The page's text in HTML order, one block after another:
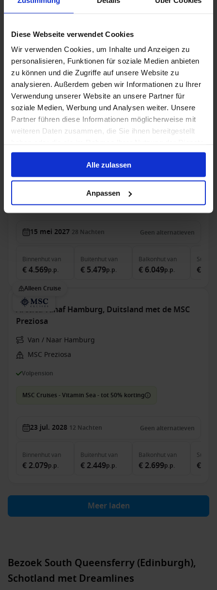
Diese Webseite verwendet Cookies
Wir verwenden Cookies, um Inhalte und Anzeigen zu
personalisieren, Funktionen für soziale Medien anbieten
zu können und die Zugriffe auf unsere Website zu
analysieren. Außerdem geben wir Informationen zu Ihrer
Verwendung unserer Website an unsere Partner für
soziale Medien, Werbung und Analysen weiter. Unsere
Partner führen diese Informationen möglicherweise mit
weiteren Daten zusammen, die Sie ihnen bereitgestellt
gesammelt haben.
Alle zulassen
Anpassen
HAL - Vroegboekvoordelen
1 mei 2027 28Nachten
Binnenhutvan
€ 4.519 p.p.
Buitenhut van
€ 5.289p.p.
Balkonhutvan
€ 5.899p.p.
Suite
Alleen Cruise
Britse Eilanden vanaf Rotterdam, Nederland met
de Nieuw Statendam
Volpension
HAL - Vroegboekvoordelen
15 mei 2027 28 Nachten Geen alternatieven
Binnenhutvan
€ 4.569p.p.
Buitenhutvan
€ 5.479p.p.
Balkonhutvan
€ 6.049p.p.
Suite
€
Alleen Cruise
Arctica vanaf Hamburg, Duitsland met de MSC
Preziosa
Van / Naar Hamburg
MSC Preziosa
Volpension
MSC Cruises - Vitamin Sea - tot 50% korting
23 jul. 2028 12 Nachten Geen alternatieven
Binnenhutvan
€ 2.079p.p.
Buitenhutvan
€ 2.449p.p.
Balkonhutvan
€ 2.699p.p.
Suite
€
Meer laden
Bezoek South Queensferry (Edinburgh),
Schotland met Dreamlines